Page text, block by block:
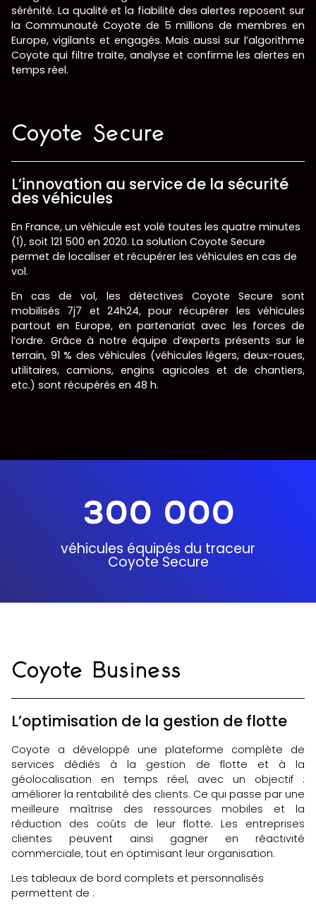
sérénité. La qualité et la fiabilité des alertes reposent sur
la Communauté Coyote de 5 millions de membres en
Europe, vigilants et engagés. Mais aussi sur l’algorithme
Coyote qui filtre traite, analyse et confirme les alertes en
temps réel.
Coyote Secure
L’innovation au service de la sécurité
des véhicules
En France, un véhicule est volé toutes les quatre minutes
(1), soit 121 500 en 2020. La solution Coyote Secure
permet de localiser et récupérer les véhicules en cas de
vol.
En cas de vol, les détectives Coyote Secure sont
mobilisés 7j7 et 24h24, pour récupérer les véhicules
partout en Europe, en partenariat avec les forces de
l’ordre. Grâce à notre équipe d’experts présents sur le
terrain, 91 % des véhicules (véhicules légers, deux-roues,
utilitaires, camions, engins agricoles et de chantiers,
etc.) sont récupérés en 48 h.
300 000
véhicules équipés du traceur
Coyote Secure
Coyote Business
L’optimisation de la gestion de flotte
Coyote a développé une plateforme complète de
services dédiés à la gestion de flotte et à la
géolocalisation en temps réel, avec un objectif :
améliorer la rentabilité des clients. Ce qui passe par une
meilleure maîtrise des ressources mobiles et la
réduction des coûts de leur flotte. Les entreprises
clientes peuvent ainsi gagner en réactivité
commerciale, tout en optimisant leur organisation.
Les tableaux de bord complets et personnalisés
permettent de :